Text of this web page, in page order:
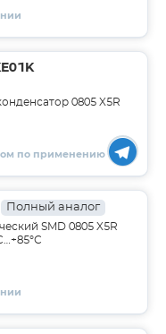
0805 X5R
по применению
Полный аналог
SMD 0805 X5R